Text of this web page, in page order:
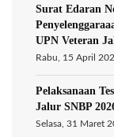
Surat Edaran
UPN Veteran
Rabu, 15 April
Pelaksanaan
Jalur SNBP
Selasa, 31 Maret